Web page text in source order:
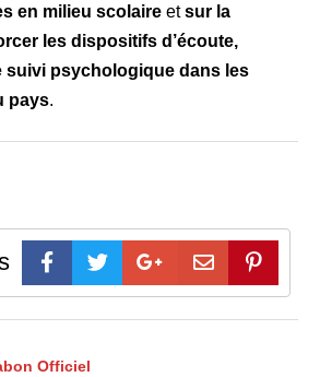
en milieu scolaire etsur la
les dispositifs d’écoute,
suivi psychologique dans les
pays.
Officiel